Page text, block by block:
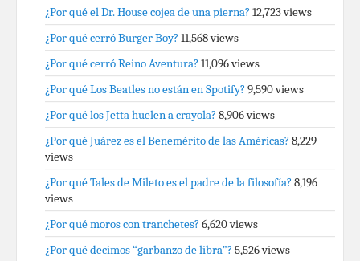
¿Por qué el Dr. House cojea de una pierna? 12,723 views
¿Por qué cerró Burger Boy? 11,568 views
¿Por qué cerró Reino Aventura? 11,096 views
¿Por qué Los Beatles no están en Spotify? 9,590 views
¿Por qué los Jetta huelen a crayola? 8,906 views
¿Por qué Juárez es el Benemérito de las Américas? 8,229
views
¿Por qué Tales de Mileto es el padre de la filosofía? 8,196
views
¿Por qué moros con tranchetes? 6,620 views
¿Por qué decimos “garbanzo de libra”? 5,526 views